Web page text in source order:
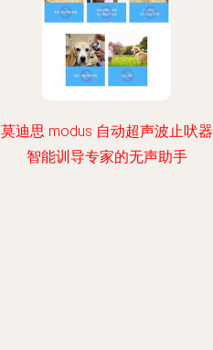
莫迪思 modus 自动超声波止吠器
智能训导专家的无声助手